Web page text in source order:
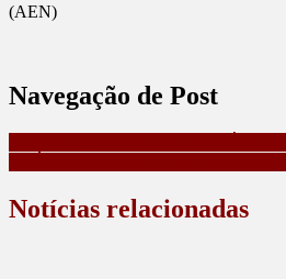
(AEN)
Navegação de Post
Notícias relacionadas